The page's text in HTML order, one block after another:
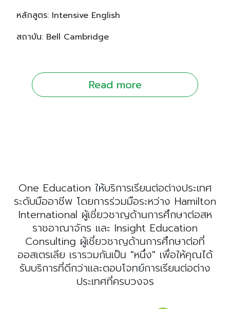
หลักสูตร: Intensive English
สถาบัน: Bell Cambridge
Read more
One Education ให้บริการเรียนต่อต่างประเทศ
ระดับมืออาชีพ โดยการร่วมมือระหว่าง Hamilton
International ผู้เชี่ยวชาญด้านการศึกษาต่อสห
ราชอาณาจักร และ Insight Education
Consulting ผู้เชี่ยวชาญด้านการศึกษาต่อที่
ออสเตรเลีย เรารวมกันเป็น "หนึ่ง" เพื่อให้คุณได้
รับบริการที่ดีกว่าและตอบโจทย์การเรียนต่อต่าง
ประเทศที่ครบวงจร